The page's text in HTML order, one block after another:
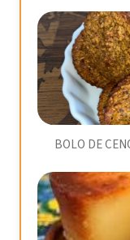
BOLO DE